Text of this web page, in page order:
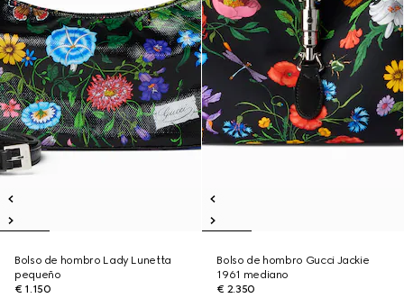
Bolso de hombro Lady Lunetta
pequeño
€ 1.150
Bolso de hombro Gucci Jackie
1961 mediano
€ 2.350